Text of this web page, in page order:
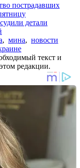
пострадавших
детали
, мина, новости
текст и
редакции.